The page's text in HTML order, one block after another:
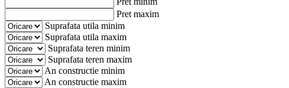
Pret maxim
Suprafata utila minim
Suprafata utila maxim
Suprafata teren minim
Suprafata teren maxim
An constructie minim
An constructie maxim